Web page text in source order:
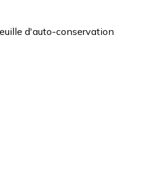
d'auto-conservation